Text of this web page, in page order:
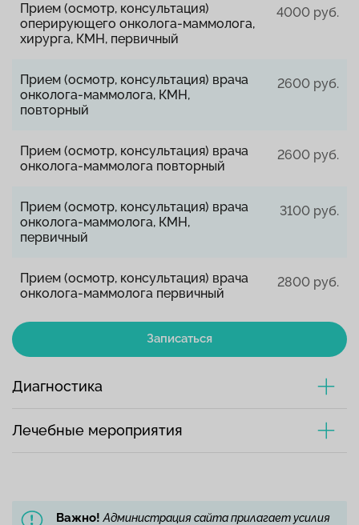
Прием (осмотр, консультация)
оперирующего онколога-маммолога,
хирурга, КМН, первичный
4000 руб.
Прием (осмотр, консультация) врача
онколога-маммолога, КМН,
повторный
2600 руб.
Прием (осмотр, консультация) врача
онколога-маммолога повторный
2600 руб.
Прием (осмотр, консультация) врача
онколога-маммолога, КМН,
первичный
3100 руб.
Прием (осмотр, консультация) врача
онколога-маммолога первичный
2800 руб.
Записаться
Диагностика
Лечебные мероприятия
Важно! Администрация сайта прилагает усилия